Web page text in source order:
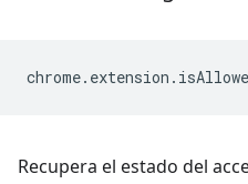
chrome. extension .
Recupera el estado del